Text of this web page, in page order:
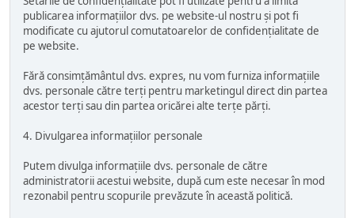
publicarea informațiilor dvs. pe website-ul nostru și pot fi
modificate cu ajutorul comutatoarelor de confidențialitate de
pe website.
Fără consimțământul dvs. expres, nu vom furniza informațiile
dvs. personale către terți pentru marketingul direct din partea
acestor terți sau din partea oricărei alte terțe părți.
4. Divulgarea informațiilor personale
Putem divulga informațiile dvs. personale de către
administratorii acestui website, după cum este necesar în mod
rezonabil pentru scopurile prevăzute în această politică.